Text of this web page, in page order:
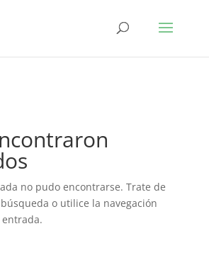
no pudo encontrarse. Trate de
o utilice la navegación